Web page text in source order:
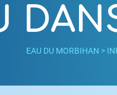
EAU DU MORBIHAN >